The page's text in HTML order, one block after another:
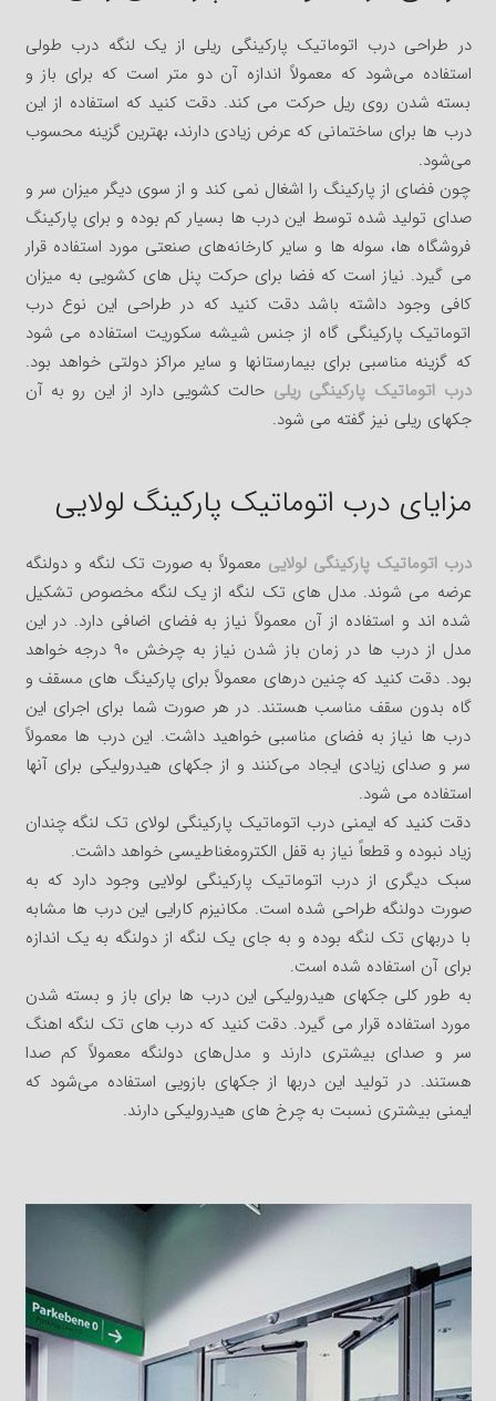
در طراحی درب اتوماتیک پارکینگی ریلی از یک لنگه درب طولی
استفاده می‌شود که معمولاً اندازه آن دو متر است که برای باز و
بسته شدن روی ریل حرکت می کند. دقت کنید که استفاده از این
درب ها برای ساختمانی که عرض زیادی دارند، بهترین گزینه محسوب
می‌شود.
چون فضای از پارکینگ را اشغال نمی کند و از سوی دیگر میزان سر و
صدای تولید شده توسط این درب ها بسیار کم بوده و برای پارکینگ
فروشگاه ها، سوله ها و سایر کارخانه‌های صنعتی مورد استفاده قرار
می گیرد. نیاز است که فضا برای حرکت پنل های کشویی به میزان
کافی وجود داشته باشد دقت کنید که در طراحی این نوع درب
اتوماتیک پارکینگی گاه از جنس شیشه سکوریت استفاده می شود
که گزینه مناسبی برای بیمارستانها و سایر مراکز دولتی خواهد بود.
درب اتوماتیک پارکینگی ریلی حالت کشویی دارد از این رو به آن
جکهای ریلی نیز گفته می شود.
مزایای درب اتوماتیک پارکینگ لولایی
درب اتوماتیک پارکینگی لولایی معمولاً به صورت تک لنگه و دولنگه
عرضه می شوند. مدل های تک لنگه از یک لنگه مخصوص تشکیل
شده اند و استفاده از آن معمولاً نیاز به فضای اضافی دارد. در این
مدل از درب ها در زمان باز شدن نیاز به چرخش ۹۰ درجه خواهد
بود. دقت کنید که چنین درهای معمولاً برای پارکینگ های مسقف و
گاه بدون سقف مناسب هستند. در هر صورت شما برای اجرای این
درب ها نیاز به فضای مناسبی خواهید داشت. این درب ها معمولاً
سر و صدای زیادی ایجاد می‌کنند و از جکهای هیدرولیکی برای آنها
استفاده می شود.
دقت کنید که ایمنی درب اتوماتیک پارکینگی لولای تک لنگه چندان
زیاد نبوده و قطعاً نیاز به قفل الکترومغناطیسی خواهد داشت.
سبک دیگری از درب اتوماتیک پارکینگی لولایی وجود دارد که به
صورت دولنگه طراحی شده است. مکانیزم کارایی این درب ها مشابه
با دربهای تک لنگه بوده و به جای یک لنگه از دولنگه به یک اندازه
برای آن استفاده شده است.
به طور کلی جکهای هیدرولیکی این درب ها برای باز و بسته شدن
مورد استفاده قرار می گیرد. دقت کنید که درب های تک لنگه اهنگ
سر و صدای بیشتری دارند و مدل‌های دولنگه معمولاً کم صدا
هستند. در تولید این دربها از جکهای بازویی استفاده می‌شود که
ایمنی بیشتری نسبت به چرخ های هیدرولیکی دارند.